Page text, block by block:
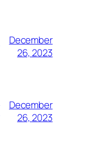
December
26, 2023
December
26, 2023